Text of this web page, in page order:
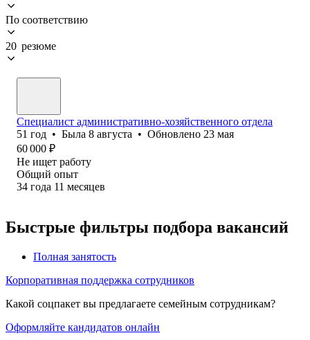
По соответствию
20 резюме
Специалист административно-хозяйственного отдела
51 год • Была 8 августа • Обновлено 23 мая
60 000 ₽
Не ищет работу
Общий опыт
34 года 11 месяцев
Быстрые фильтры подбора вакансий
Полная занятость
Корпоративная поддержка сотрудников
Какой соцпакет вы предлагаете семейным сотрудникам?
Оформляйте кандидатов онлайн